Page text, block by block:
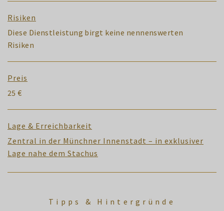
Risiken
Diese Dienstleistung birgt keine nennenswerten
Risiken
Preis
25 €
Lage & Erreichbarkeit
Zentral in der Münchner Innenstadt – in exklusiver
Lage nahe dem Stachus
Tipps & Hintergründe